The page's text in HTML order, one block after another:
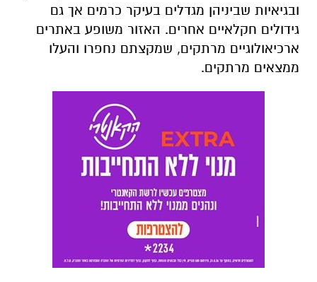
ובגיאיות שביניהן מגדלים בעיקר כרמים אך גם
גידולים חקלאיים אחרים. האזור משופע באתרים
ארכיאולוגיים מרתקים, שמקצתם נחפרו והעלו
ממצאים מרתקים.